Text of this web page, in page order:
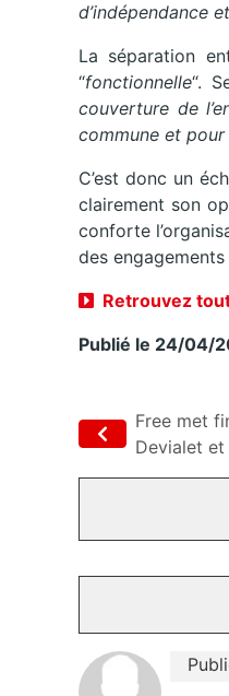
d’indépendance
La séparation
“fonctionnelle“.
couverture de
commune et
C’est donc un
clairement son
conforte
des engagements
Retrouvez
Publié le 24/04/
Free met
Devialet